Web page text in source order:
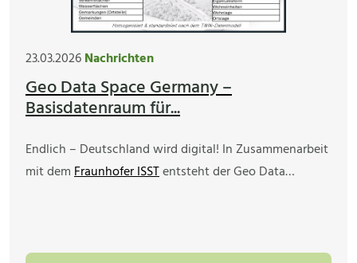
23.03.2026Nachrichten
Geo Data Space Germany –
Basisdatenraum für...
Endlich – Deutschland wird digital! In Zusammenarbeit
mit demFraunhofer ISSTentsteht der Geo Data…